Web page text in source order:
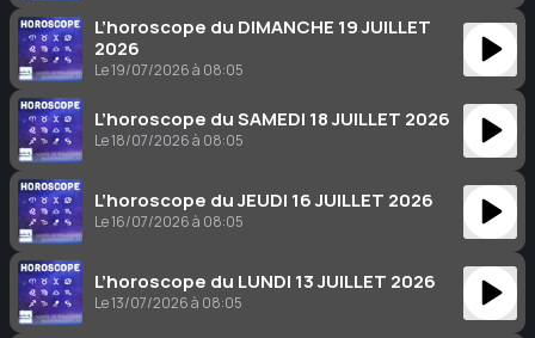
L’horoscope du DIMANCHE 19 JUILLET
2026
Le 19/07/2026 à 08:05
L’horoscope du SAMEDI 18 JUILLET 2026
Le 18/07/2026 à 08:05
L’horoscope du JEUDI 16 JUILLET 2026
Le 16/07/2026 à 08:05
L’horoscope du LUNDI 13 JUILLET 2026
Le 13/07/2026 à 08:05